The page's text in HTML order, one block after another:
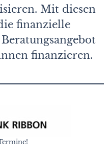
Mit diesen
finanzielle
finanzieren.